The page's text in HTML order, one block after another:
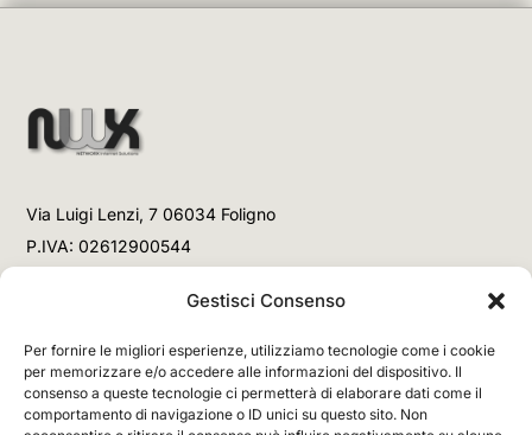
Gestisci Consenso
Per fornire le migliori esperienze, utilizziamo tecnologie come i cookie
per memorizzare e/o accedere alle informazioni del dispositivo. Il
consenso a queste tecnologie ci permetterà di elaborare dati come il
comportamento di navigazione o ID unici su questo sito. Non
Via Luigi Lenzi, 7 06034 Foligno
P.IVA: 02612900544
+39 3477853708 (Chiamata)
Email